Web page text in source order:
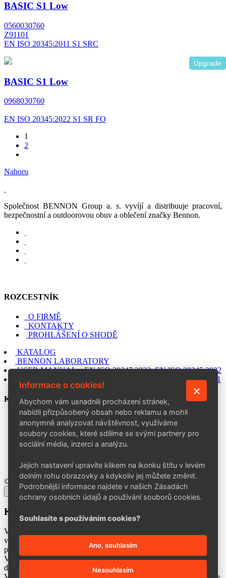
BASIC S1 Low
0560030760
Z91101
EN ISO 20345:2011 S1 SRC
Upgrade
BASIC S1 Low
0968030760
EN ISO 20345:2022 S1 SR FO
1
2
Nahoru
Společnost BENNON Group a. s. vyvíjí a distribuuje pracovní,
bezpečnostní a outdoorovou obuv a oblečení značky Bennon.
ROZCESTNÍK
O FIRMĚ
KONTAKTY
PROHLÁŠENÍ O SHODĚ
KATALOG
BENNON LABORATORY
USER MANUAL – EN ISO 20347:2022, EN ISO 20345:2022
USER MANUAL – EN ISO 20347:2012, EN ISO 20345:2011
KONTAKT
BENNON Group a. s.
Šedesátá 7015, 760 01 Zlín
+420 602 757 164
info@bennon.cz
© 2026 BENNON Group a. s.
Kontakty aktualizace
Vážení obchodní partneři,
v rámci zkvalitňování našich služeb a zrychlení procesů vyřizování
požadavků
Vás prosíme o 10 minut Vašeho času na vyplnění přiloženého
dotazníku.
Informace o cookies!
Abychom vám usnadnili procházení stránek,
nabídli přizpůsobený obsah nebo reklamu a mohli
anonymně analyzovat návštěvnost, využíváme
soubory cookies, které sdílíme se svými partnery pro
sociální média, inzerci a analýzu.
Jejich nastavení upravíte klikem na ikonku štítu v levém
dolním rohu obrazovky a kdykoliv jej můžete změnit.
Podrobnější informace najdete v našich Zásadách
ochrany osobních údajů a používání souborů cookies.
Souhlasíte s používáním cookies?
Ano, souhlasím
Nesouhlasím